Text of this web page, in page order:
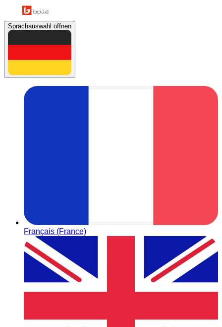
Sprachauswahl öffnen
Français (France)